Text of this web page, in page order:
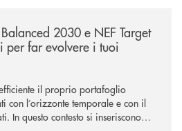
2030 e NEF Target
per far evolvere i tuoi
il proprio portafoglio
con l’orizzonte temporale e con il
In questo contesto si inseriscono